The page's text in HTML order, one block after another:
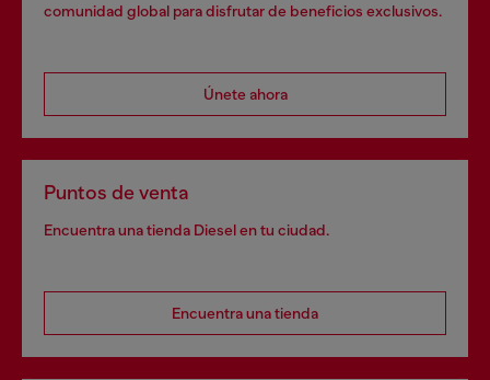
comunidad global para disfrutar de beneficios exclusivos.
Únete ahora
Puntos de venta
Encuentra una tienda Diesel en tu ciudad.
Encuentra una tienda